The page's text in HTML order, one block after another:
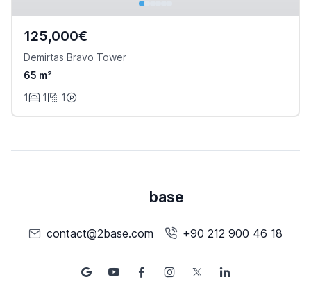
125,000€
Demirtas Bravo Tower
65 m²
1
1 1
base
contact@2base.com +90 212 900 46 18